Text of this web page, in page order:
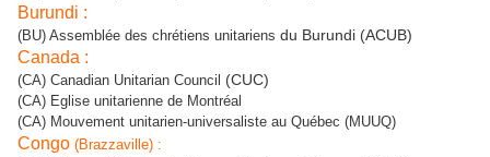
Burundi :
(BU) Assemblée des chrétiens unitariens du Burundi (ACUB)
Canada :
(CA) Canadian Unitarian Council (CUC)
(CA) Eglise unitarienne de Montréal
(CA) Mouvement unitarien-universaliste au Québec (MUUQ)
Congo (Brazzaville) :